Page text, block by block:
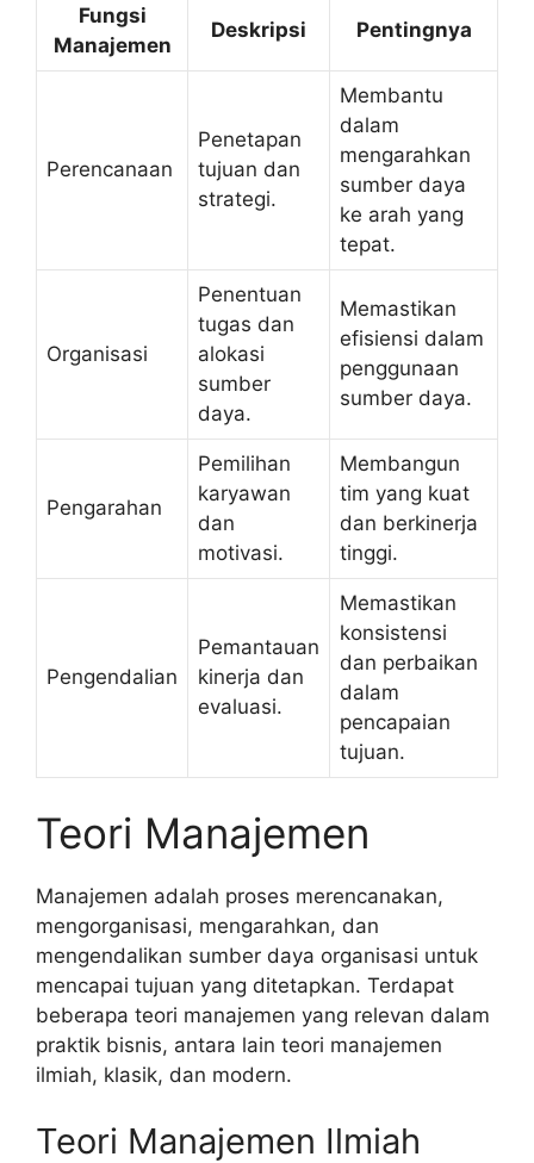
Fungsi
Manajemen
Deskripsi Pentingnya
Perencanaan
Penetapan
tujuan dan
strategi.
Membantu
dalam
mengarahkan
sumber daya
ke arah yang
tepat.
Organisasi
Penentuan
tugas dan
alokasi
sumber
daya.
Memastikan
efisiensi dalam
penggunaan
sumber daya.
Pengarahan
Pemilihan
karyawan
dan
motivasi.
Membangun
tim yang kuat
dan berkinerja
tinggi.
Pengendalian
Pemantauan
kinerja dan
evaluasi.
Memastikan
konsistensi
dan perbaikan
dalam
pencapaian
tujuan.
Teori Manajemen
Manajemen adalah proses merencanakan,
mengorganisasi, mengarahkan, dan
mengendalikan sumber daya organisasi untuk
mencapai tujuan yang ditetapkan. Terdapat
beberapa teori manajemen yang relevan dalam
praktik bisnis, antara lain teori manajemen
ilmiah, klasik, dan modern.
Teori Manajemen Ilmiah